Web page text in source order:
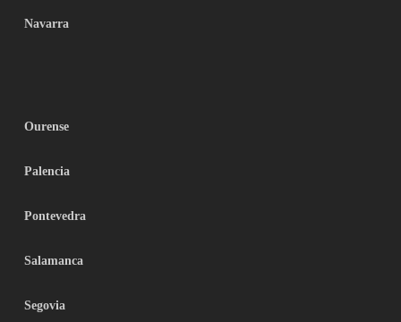
Navarra
Ourense
Palencia
Pontevedra
Salamanca
Segovia